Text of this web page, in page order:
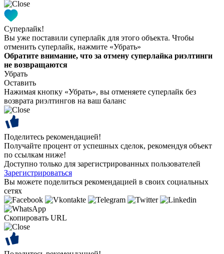
Суперлайк!
Вы уже поставили суперлайк для этого объекта. Чтобы
отменить суперлайк, нажмите «Убрать»
Обратите внимание, что за отмену суперлайка риэлтинги
не возвращаются
Убрать
Оставить
Нажимая кнопку «Убрать», вы отменяете суперлайк без
возврата риэлтингов на ваш баланс
Поделитесь рекомендацией!
Получайте процент от успешных сделок, рекомендуя объект
по ссылкам ниже!
Доступно только для зарегистрированных пользователей
Зарегистрироваться
Вы можете поделиться рекомендацией в своих социальных
сетях
Скопировать URL